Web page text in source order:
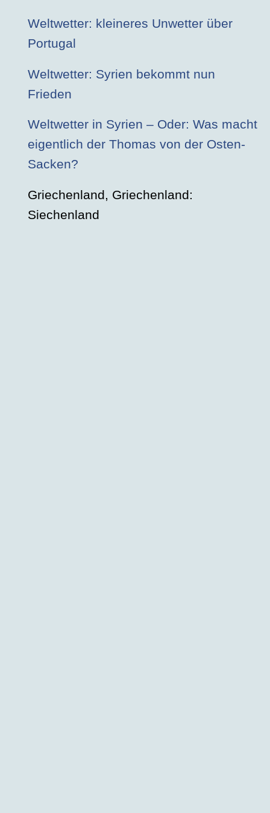
Weltwetter: kleineres Unwetter über
Portugal
Weltwetter: Syrien bekommt nun
Frieden
Weltwetter in Syrien – Oder: Was macht
eigentlich der Thomas von der Osten-
Sacken?
Griechenland, Griechenland:
Siechenland